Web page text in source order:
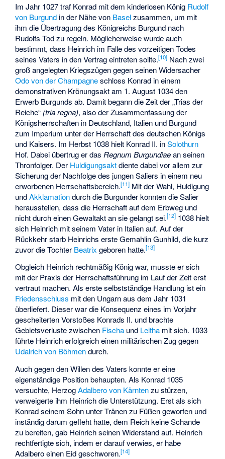
Im Jahr 1027 traf Konrad mit dem kinderlosen König Rudolf
von Burgund in der Nähe von Baselzusammen, um mit
ihm die Übertragung des Königreichs Burgund nach
Rudolfs Tod zu regeln. Möglicherweise wurde auch
bestimmt, dass Heinrich im Falle des vorzeitigen Todes
seines Vaters in den Vertrag eintreten sollte.[10] Nach zwei
groß angelegten Kriegszügen gegen seinen Widersacher
Odo von der Champagneschloss Konrad in einem
demonstrativen Krönungsakt am 1. August 1034 den
Erwerb Burgunds ab. Damit begann die Zeit der „Trias der
Reiche“ (tria regna), also der Zusammenfassung der
Königsherrschaften in Deutschland, Italien und Burgund
zum Imperium unter der Herrschaft des deutschen Königs
und Kaisers. Im Herbst 1038 hielt Konrad II. inSolothurn
Hof. Dabei übertrug er das Regnum Burgundiaean seinen
Thronfolger. Der Huldigungsaktdiente dabei vor allem zur
Sicherung der Nachfolge des jungen Saliers in einem neu
erworbenen Herrschaftsbereich.[11] Mit der Wahl, Huldigung
undAkklamationdurch die Burgunder konnten die Salier
herausstellen, dass die Herrschaft auf dem Erbweg und
nicht durch einen Gewaltakt an sie gelangt sei.[12] 1038 hielt
sich Heinrich mit seinem Vater in Italien auf. Auf der
Rückkehr starb Heinrichs erste Gemahlin Gunhild, die kurz
zuvor die Tochter Beatrix geboren hatte.[13]
Obgleich Heinrich rechtmäßig König war, musste er sich
mit der Praxis der Herrschaftsführung im Lauf der Zeit erst
vertraut machen. Als erste selbstständige Handlung ist ein
Friedensschluss mit den Ungarn aus dem Jahr 1031
überliefert. Dieser war die Konsequenz eines im Vorjahr
gescheiterten Vorstoßes Konrads II. und brachte
Gebietsverluste zwischen Fischa und Leitha mit sich. 1033
führte Heinrich erfolgreich einen militärischen Zug gegen
Udalrich von Böhmendurch.
Auch gegen den Willen des Vaters konnte er eine
eigenständige Position behaupten. Als Konrad 1035
versuchte, HerzogAdalbero von Kärntenzu stürzen,
verweigerte ihm Heinrich die Unterstützung. Erst als sich
Konrad seinem Sohn unter Tränen zu Füßen geworfen und
inständig darum gefleht hatte, dem Reich keine Schande
zu bereiten, gab Heinrich seinen Widerstand auf. Heinrich
rechtfertigte sich, indem er darauf verwies, er habe
Adalbero einen Eid geschworen.[14]